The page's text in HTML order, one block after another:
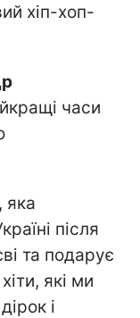
хіп-хоп-
часи
, яка
після
та подарує
які ми
і